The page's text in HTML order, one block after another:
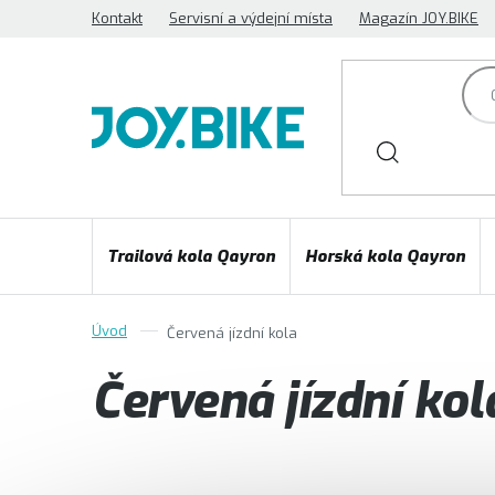
Kontakt Servisní a výdejní místa Magazín JOY.BIKE
Trailová kola Qayron Horská kola Qayron
Červená jízdní kola
Červená jízdní